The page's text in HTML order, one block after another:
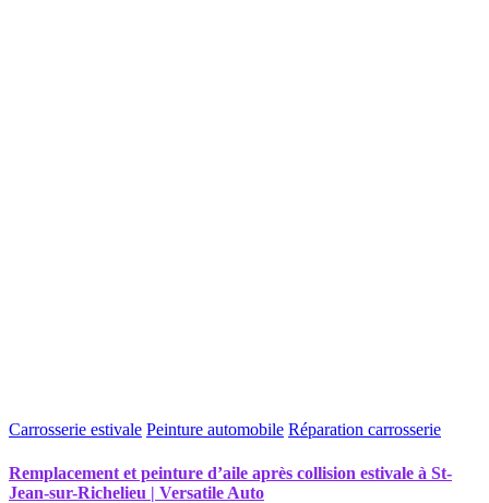
Carrosserie estivale Peinture automobile Réparation carrosserie
Remplacement et peinture d’aile après collision estivale à St-
Jean-sur-Richelieu | Versatile Auto